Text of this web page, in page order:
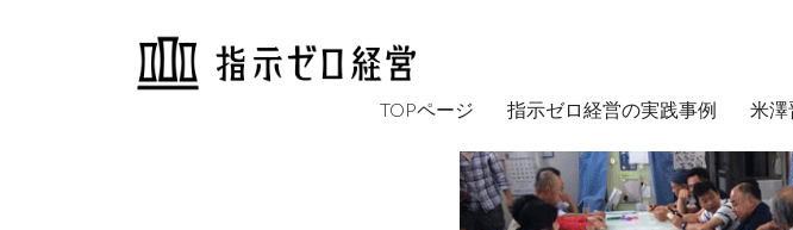
TOPページ 指示ゼロ経営の実践事例 米澤